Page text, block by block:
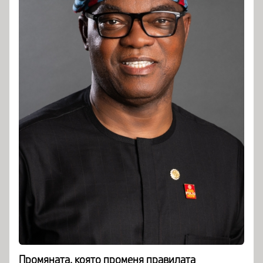
Промяната, която променя правилата